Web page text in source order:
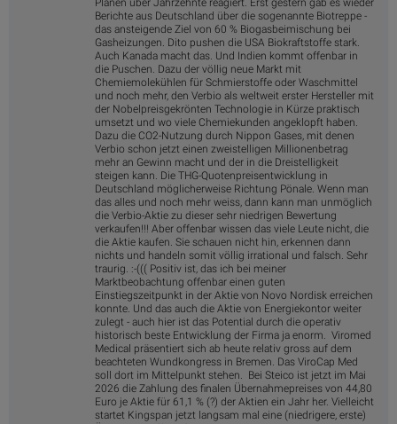
Plänen über Jahrzehnte reagiert. Erst gestern gab es wieder
Berichte aus Deutschland über die sogenannte Biotreppe -
das ansteigende Ziel von 60 % Biogasbeimischung bei
Gasheizungen. Dito pushen die USA Biokraftstoffe stark.
Auch Kanada macht das. Und Indien kommt offenbar in
die Puschen. Dazu der völlig neue Markt mit
Chemiemolekühlen für Schmierstoffe oder Waschmittel
und noch mehr, den Verbio als weltweit erster Hersteller mit
der Nobelpreisgekrönten Technologie in Kürze praktisch
umsetzt und wo viele Chemiekunden angeklopft haben.
Dazu die CO2-Nutzung durch Nippon Gases, mit denen
Verbio schon jetzt einen zweistelligen Millionenbetrag
mehr an Gewinn macht und der in die Dreistelligkeit
steigen kann. Die THG-Quotenpreisentwicklung in
Deutschland möglicherweise Richtung Pönale. Wenn man
das alles und noch mehr weiss, dann kann man unmöglich
die Verbio-Aktie zu dieser sehr niedrigen Bewertung
verkaufen!!! Aber offenbar wissen das viele Leute nicht, die
die Aktie kaufen. Sie schauen nicht hin, erkennen dann
nichts und handeln somit völlig irrational und falsch. Sehr
traurig. :-((( Positiv ist, das ich bei meiner
Marktbeobachtung offenbar einen guten
Einstiegszeitpunkt in der Aktie von Novo Nordisk erreichen
konnte. Und das auch die Aktie von Energiekontor weiter
zulegt - auch hier ist das Potential durch die operativ
historisch beste Entwicklung der Firma ja enorm. Viromed
Medical präsentiert sich ab heute relativ gross auf dem
beachteten Wundkongress in Bremen. Das ViroCap Med
soll dort im Mittelpunkt stehen. Bei Steico ist jetzt im Mai
2026 die Zahlung des finalen Übernahmepreises von 44,80
Euro je Aktie für 61,1 % (?) der Aktien ein Jahr her. Vielleicht
startet Kingspan jetzt langsam mal eine (niedrigere, erste)